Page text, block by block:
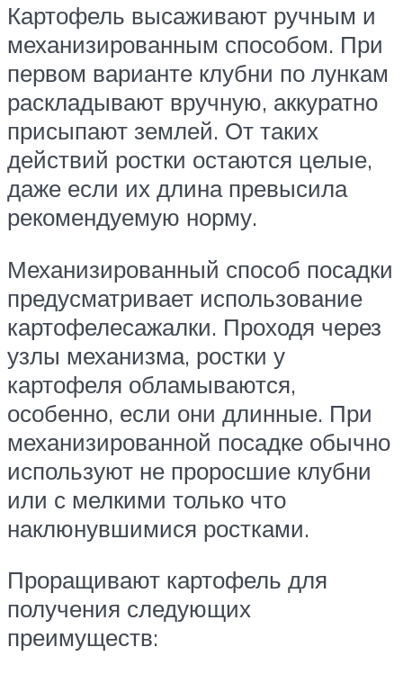
Картофель высаживают ручным и
механизированным способом. При
первом варианте клубни по лункам
раскладывают вручную, аккуратно
присыпают землей. От таких
действий ростки остаются целые,
даже если их длина превысила
рекомендуемую норму.
Механизированный способ посадки
предусматривает использование
картофелесажалки. Проходя через
узлы механизма, ростки у
картофеля обламываются,
особенно, если они длинные. При
механизированной посадке обычно
используют не проросшие клубни
или с мелкими только что
наклюнувшимися ростками.
Проращивают картофель для
получения следующих
преимуществ: